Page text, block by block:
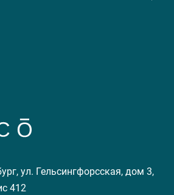
ул. Гельсингфорсская, дом 3,
412